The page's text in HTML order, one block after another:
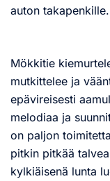
auton takapenkille.
Mökkitie
mutkittelee ja
epävireisesti
melodiaa ja
on paljon
pitkin pitkää
kylkiäisenä lunta